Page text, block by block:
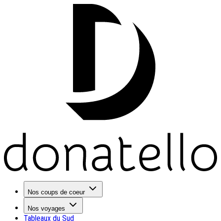
Nos coups de coeur
Nos voyages
Tableaux du Sud